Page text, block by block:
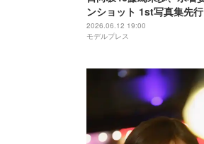
ンショット 1st写真集先
解禁【果実の歩幅】
2026.06.12 19:00
モデルプレス